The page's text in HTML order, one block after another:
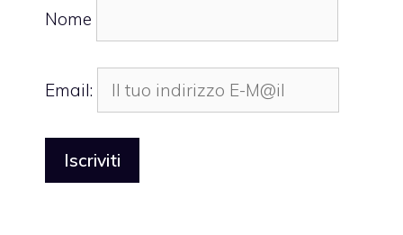
Nome
Email: